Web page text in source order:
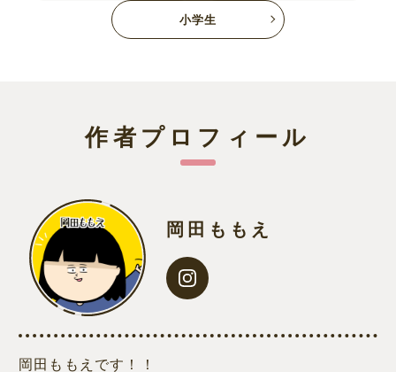
小学生
作者プロフィール
岡田ももえ
岡田ももえです！！